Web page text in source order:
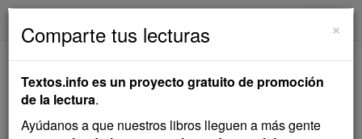
Un Artista
José María de Pereda
×
Comparte tus lecturas
Textos.info es un proyecto gratuito de promoción
de la lectura.
Ayúdanos a que nuestros libros lleguen a más gente